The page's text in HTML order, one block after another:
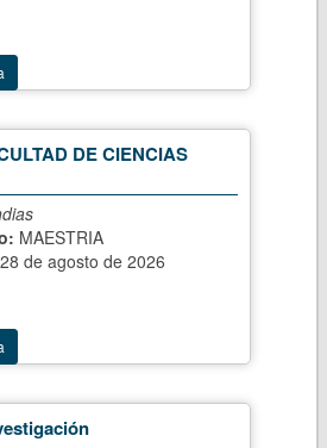
DE CIENCIAS
MAESTRIA
28 de agosto de 2026